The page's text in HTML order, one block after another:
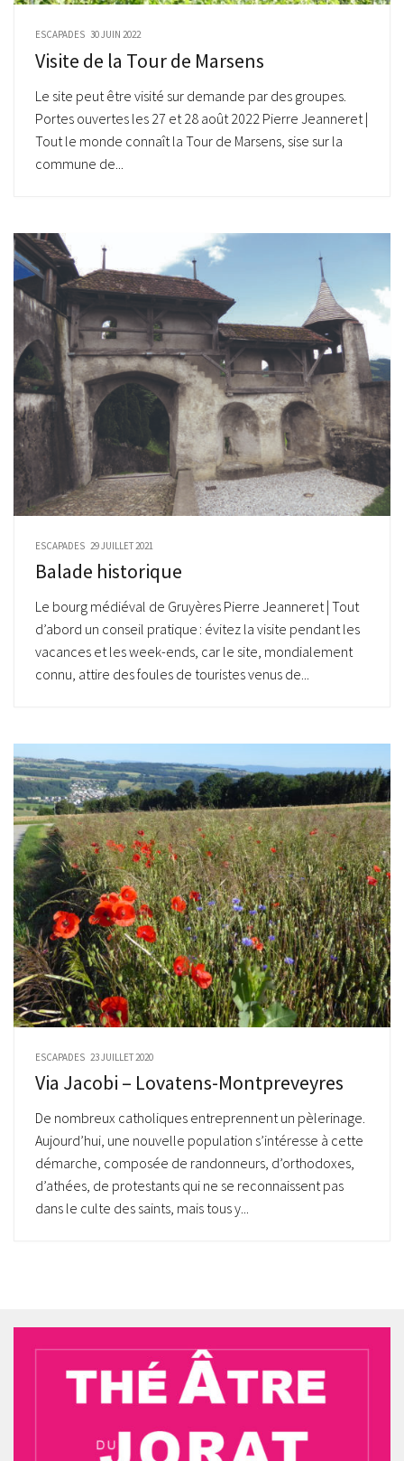
ESCAPADES 30 JUIN 2022
Visite de la Tour de Marsens
Le site peut être visité sur demande par des groupes.
Portes ouvertes les 27 et 28 août 2022 Pierre Jeanneret |
Tout le monde connaît la Tour de Marsens, sise sur la
commune de...
ESCAPADES 29 JUILLET 2021
Balade historique
Le bourg médiéval de Gruyères Pierre Jeanneret | Tout
d’abord un conseil pratique : évitez la visite pendant les
vacances et les week-ends, car le site, mondialement
connu, attire des foules de touristes venus de...
ESCAPADES 23 JUILLET 2020
Via Jacobi – Lovatens-Montpreveyres
De nombreux catholiques entreprennent un pèlerinage.
Aujourd’hui, une nouvelle population s’intéresse à cette
démarche, composée de randonneurs, d’orthodoxes,
d’athées, de protestants qui ne se reconnaissent pas
dans le culte des saints, mais tous y...